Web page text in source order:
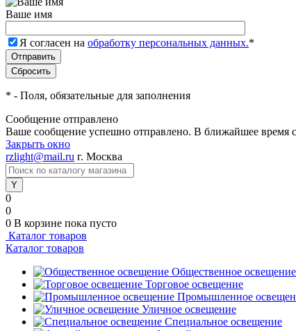
Ваше имя
Я согласен на обработку персональных данных.*
* - Поля, обязательные для заполнения
Сообщение отправлено
Ваше сообщение успешно отправлено. В ближайшее время
Закрыть окно
rzlight@mail.ru г. Москва
0
0
0 В корзине пока пусто
Каталог товаров
Каталог товаров
Общественное освещение
Торговое освещение
Промышленное
Уличное освещение
Специальное освещение